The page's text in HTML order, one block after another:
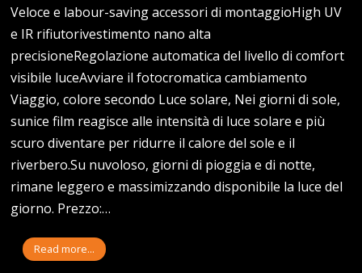
Veloce e labour-saving accessori di montaggioHigh UV
e IR rifiutorivestimento nano alta
precisioneRegolazione automatica del livello di comfort
visibile luceAvviare il fotocromatica cambiamento
Viaggio, colore secondo Luce solare, Nei giorni di sole,
sunice film reagisce alle intensità di luce solare e più
scuro diventare per ridurre il calore del sole e il
riverbero.Su nuvoloso, giorni di pioggia e di notte,
rimane leggero e massimizzando disponibile la luce del
giorno. Prezzo:…
Read more...